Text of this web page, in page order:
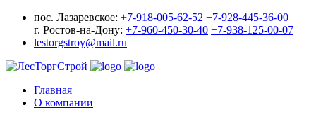
пос. Лазаревское: +7-918-005-62-52 +7-928-445-36-00
г. Ростов-на-Дону: +7-960-450-30-40 +7-938-125-00-07
lestorgstroy@mail.ru
Главная
О компании